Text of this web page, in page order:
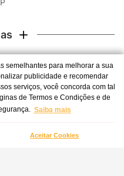
semelhantes para melhorar a sua
publicidade e recomendar
serviços, você concorda com tal
de Termos e Condições e de
Saiba mais
Aceitar Cookies
WAP Eco Power
os dias da semana -